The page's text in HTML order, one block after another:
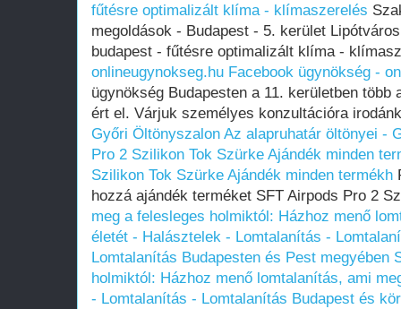
fűtésre optimalizált klíma - klímaszerelés
megoldások - Budapest - 5. kerület
budapest - fűtésre optimalizált klíma -
onlineugynokseg.hu Facebook ügynökség -
ügynökség Budapesten a 11. kerületben
ért el. Várjuk személyes konzultációra
Győri Öltönyszalon Az alapruhatár öltönyei -
Pro 2 Szilikon Tok Szürke Ajándék minden
Szilikon Tok Szürke Ajándék minden termékh
hozzá ajándék terméket SFT Airpods Pro 2
meg a felesleges holmiktól: Házhoz menő
életét - Halásztelek - Lomtalanítás -
Lomtalanítás Budapesten és Pest megyében
holmiktól: Házhoz menő lomtalanítás, ami
- Lomtalanítás - Lomtalanítás Budapest és